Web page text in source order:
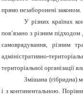
прямо незаборонені законом.
У різних країнах
пов’язано з різним
самоврядування, різним
адміністративно-
територіальної організації
Змішана (гібридна)
і з континентальною.